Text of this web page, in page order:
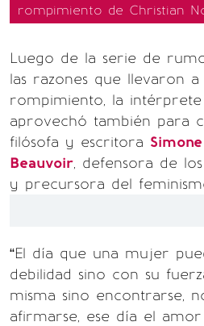
rompimiento de Christian
Luego de la serie de
las razones que llevaron
rompimiento, la intérprete
aprovechó también para
filósofa y escritora
Beauvoir, defensora de
y precursora del
“El día que una mujer
debilidad sino con su
misma sino encontrarse,
afirmarse, ese día el